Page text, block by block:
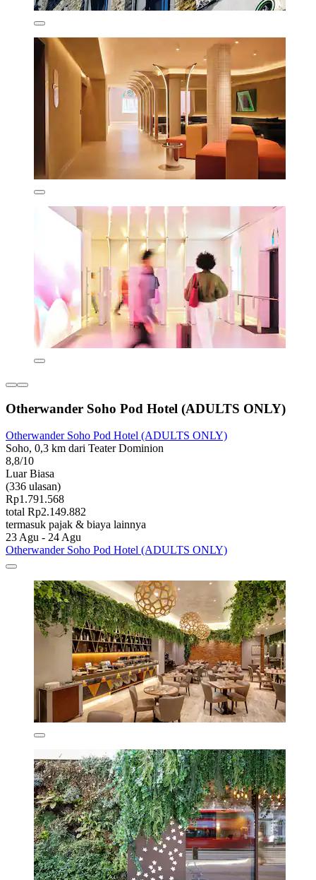
Otherwander Soho Pod Hotel (ADULTS ONLY)
Otherwander Soho Pod Hotel (ADULTS ONLY)
Soho, 0,3 km dari Teater Dominion
8,8/10
Luar Biasa
(336 ulasan)
Rp1.791.568
total Rp2.149.882
termasuk pajak & biaya lainnya
23 Agu - 24 Agu
Otherwander Soho Pod Hotel (ADULTS ONLY)